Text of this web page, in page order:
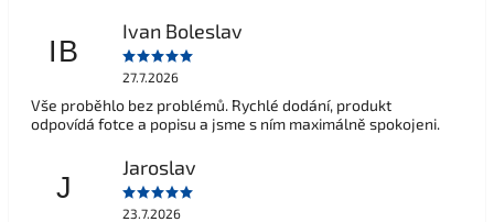
IB
Ivan Boleslav
27.7.2026
Vše proběhlo bez problémů. Rychlé dodání, produkt
odpovídá fotce a popisu a jsme s ním maximálně spokojeni.
J
Jaroslav
23.7.2026